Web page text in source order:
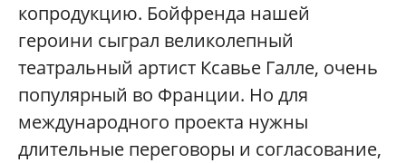
копродукцию. Бойфренда нашей
героини сыграл великолепный
театральный артист Ксавье Галле, очень
популярный во Франции. Но для
международного проекта нужны
длительные переговоры и согласование,